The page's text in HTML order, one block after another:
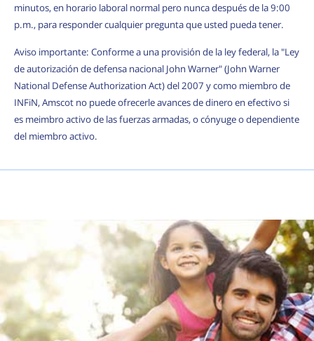
minutos, en horario laboral normal pero nunca después de la 9:00
p.m., para responder cualquier pregunta que usted pueda tener.
Aviso importante: Conforme a una provisión de la ley federal, la "Ley
de autorización de defensa nacional John Warner" (John Warner
National Defense Authorization Act) del 2007 y como miembro de
INFiN, Amscot no puede ofrecerle avances de dinero en efectivo si
es meimbro activo de las fuerzas armadas, o cónyuge o dependiente
del miembro activo.